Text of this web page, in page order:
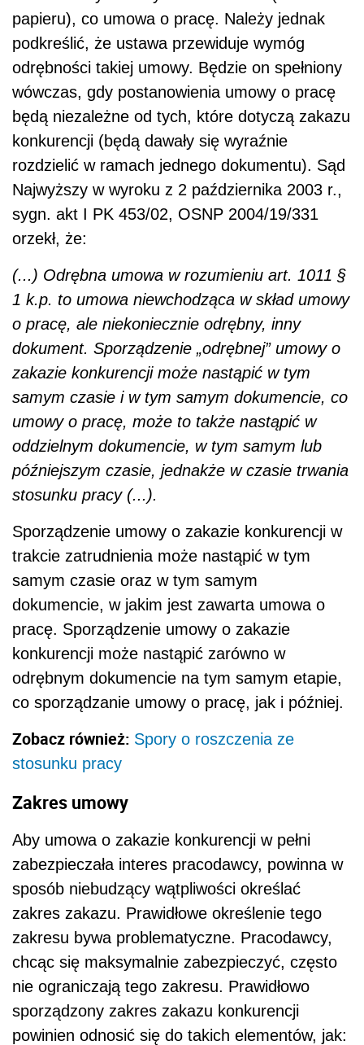
papieru), co umowa o pracę. Należy jednak
podkreślić, że ustawa przewiduje wymóg
odrębności takiej umowy. Będzie on spełniony
wówczas, gdy postanowienia umowy o pracę
będą niezależne od tych, które dotyczą zakazu
konkurencji (będą dawały się wyraźnie
rozdzielić w ramach jednego dokumentu). Sąd
Najwyższy w wyroku z 2 października 2003 r.,
sygn. akt I PK 453/02, OSNP 2004/19/331
orzekł, że:
(...) Odrębna umowa w rozumieniu art. 1011 §
1 k.p. to umowa niewchodząca w skład umowy
o pracę, ale niekoniecznie odrębny, inny
dokument. Sporządzenie „odrębnej” umowy o
zakazie konkurencji może nastąpić w tym
samym czasie i w tym samym dokumencie, co
umowy o pracę, może to także nastąpić w
oddzielnym dokumencie, w tym samym lub
późniejszym czasie, jednakże w czasie trwania
stosunku pracy (...).
Sporządzenie umowy o zakazie konkurencji w
trakcie zatrudnienia może nastąpić w tym
samym czasie oraz w tym samym
dokumencie, w jakim jest zawarta umowa o
pracę. Sporządzenie umowy o zakazie
konkurencji może nastąpić zarówno w
odrębnym dokumencie na tym samym etapie,
co sporządzanie umowy o pracę, jak i później.
Zobacz również: Spory o roszczenia ze
stosunku pracy
Zakres umowy
Aby umowa o zakazie konkurencji w pełni
zabezpieczała interes pracodawcy, powinna w
sposób niebudzący wątpliwości określać
zakres zakazu. Prawidłowe określenie tego
zakresu bywa problematyczne. Pracodawcy,
chcąc się maksymalnie zabezpieczyć, często
nie ograniczają tego zakresu. Prawidłowo
sporządzony zakres zakazu konkurencji
powinien odnosić się do takich elementów, jak: